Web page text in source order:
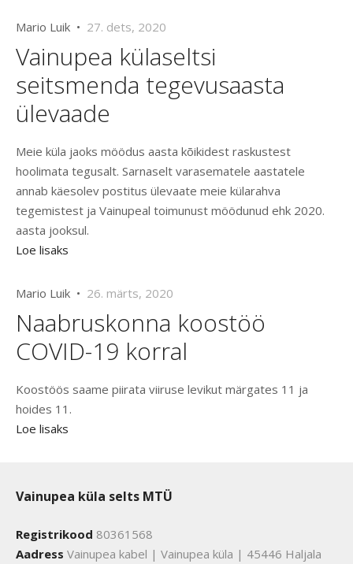
Mario Luik • 27. dets, 2020
Vainupea külaseltsi
seitsmenda tegevusaasta
ülevaade
Meie küla jaoks möödus aasta kõikidest raskustest
hoolimata tegusalt. Sarnaselt varasematele aastatele
annab käesolev postitus ülevaate meie külarahva
tegemistest ja Vainupeal toimunust möödunud ehk 2020.
aasta jooksul.
Loe lisaks
Mario Luik • 26. märts, 2020
Naabruskonna koostöö
COVID-19 korral
Koostöös saame piirata viiruse levikut märgates 11 ja
hoides 11.
Loe lisaks
Vainupea küla selts MTÜ
Registrikood 80361568
Aadress Vainupea kabel | Vainupea küla | 45446 Haljala